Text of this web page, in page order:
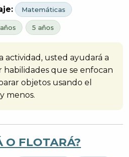
Matemáticas
5 años
actividad, usted ayudará a
habilidades que se enfocan
objetos usando el
menos.
O FLOTARÁ?